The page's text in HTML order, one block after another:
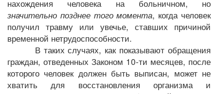
нахождения человека на больничном, но
значительно позднее того момента, когда человек
получил травму или увечье, ставших причиной
временной нетрудоспособности.
В таких случаях, как показывают обращения
граждан, отведенных Законом 10-ти месяцев, после
которого человек должен быть выписан, может не
хватить для восстановления организма и